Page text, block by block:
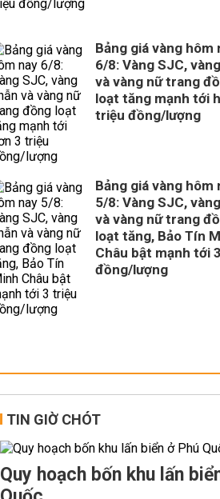
Bảng giá vàng hôm
6/8: Vàng SJC,
và vàng nữ trang
loạt tăng mạnh tới
triệu đồng/lượng
Bảng giá vàng hôm
5/8: Vàng SJC,
và vàng nữ trang
loạt tăng, Bảo Tín
Châu bật mạnh tới
đồng/lượng
TIN GIỜ CHÓT
Quy hoạch bốn khu lấn